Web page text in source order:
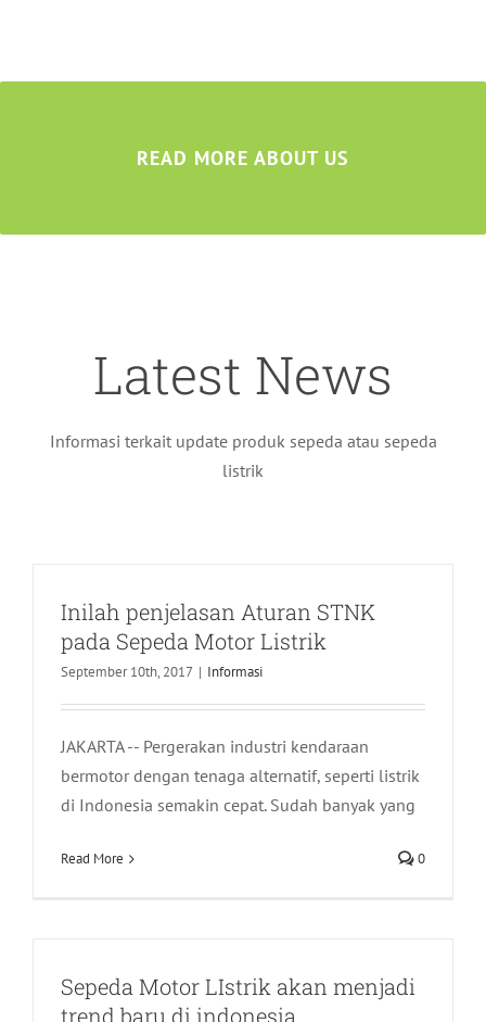
READ MORE ABOUT US
Latest News
Informasi terkait update produk sepeda atau sepeda
listrik
Inilah penjelasan Aturan STNK
pada Sepeda Motor Listrik
September 10th, 2017 | Informasi
JAKARTA -- Pergerakan industri kendaraan
bermotor dengan tenaga alternatif, seperti listrik
di Indonesia semakin cepat. Sudah banyak yang
Read More 0
Sepeda Motor LIstrik akan menjadi
trend baru di indonesia